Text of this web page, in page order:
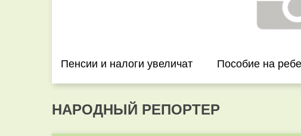
Пенсии и налоги увеличат Пособие на
НАРОДНЫЙ РЕПОРТЕР